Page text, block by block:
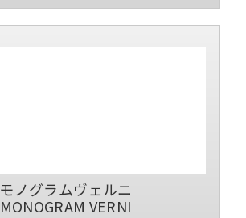
モノグラムヴェルニ
MONOGRAM VERNI